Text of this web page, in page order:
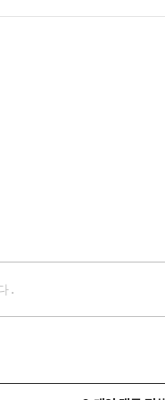
는 성장성이 기
채비율이 상승